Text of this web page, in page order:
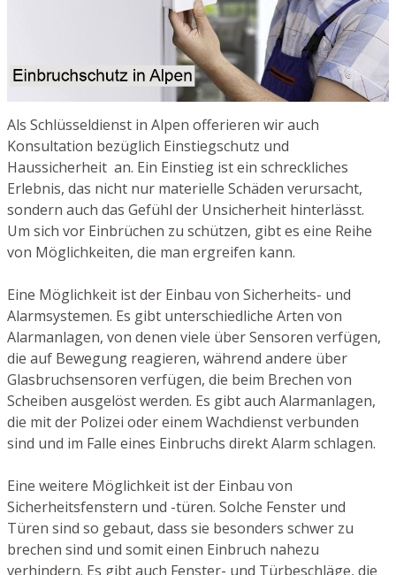
Als Schlüsseldienst in Alpen offerieren wir auch
Konsultation bezüglich Einstiegschutz und
Haussicherheit an. Ein Einstieg ist ein schreckliches
Erlebnis, das nicht nur materielle Schäden verursacht,
sondern auch das Gefühl der Unsicherheit hinterlässt.
Um sich vor Einbrüchen zu schützen, gibt es eine Reihe
von Möglichkeiten, die man ergreifen kann.
Eine Möglichkeit ist der Einbau von Sicherheits- und
Alarmsystemen. Es gibt unterschiedliche Arten von
Alarmanlagen, von denen viele über Sensoren verfügen,
die auf Bewegung reagieren, während andere über
Glasbruchsensoren verfügen, die beim Brechen von
Scheiben ausgelöst werden. Es gibt auch Alarmanlagen,
die mit der Polizei oder einem Wachdienst verbunden
sind und im Falle eines Einbruchs direkt Alarm schlagen.
Eine weitere Möglichkeit ist der Einbau von
Sicherheitsfenstern und -türen. Solche Fenster und
Türen sind so gebaut, dass sie besonders schwer zu
brechen sind und somit einen Einbruch nahezu
verhindern. Es gibt auch Fenster- und Türbeschläge, die